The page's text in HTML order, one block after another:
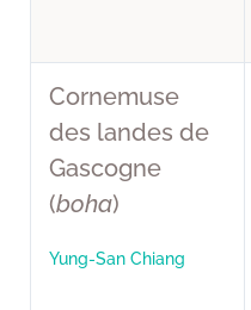
Cornemuse
des landes de
Gascogne
(boha)
Yung-San Chiang